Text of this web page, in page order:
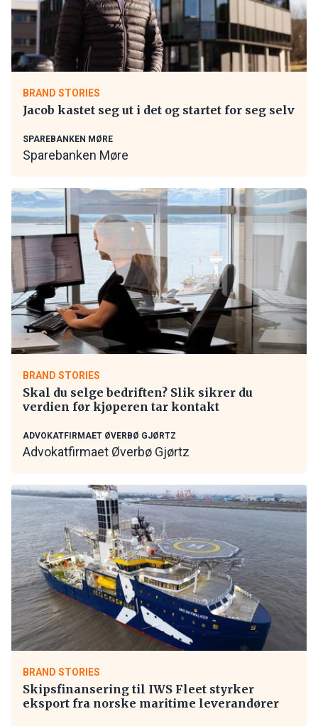
BRAND STORIES
Jacob kastet seg ut i det og startet for seg selv
SPAREBANKEN MØRE
Sparebanken Møre
BRAND STORIES
Skal du selge bedriften? Slik sikrer du
verdien før kjøperen tar kontakt
ADVOKATFIRMAET ØVERBØ GJØRTZ
Advokatfirmaet Øverbø Gjørtz
BRAND STORIES
Skipsfinansering til IWS Fleet styrker
eksport fra norske maritime leverandører